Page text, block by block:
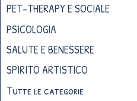
PET-THERAPY E SOCIALE
PSICOLOGIA
SALUTE E BENESSERE
SPIRITO ARTISTICO
Tutte le categorie